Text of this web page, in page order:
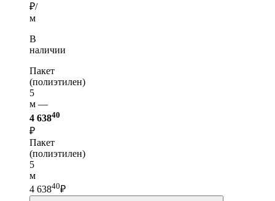
₽/
м
В
наличии
Пакет
(полиэтилен)
5
м —
4 63840
₽
Пакет
(полиэтилен)
5
м
4 63840₽